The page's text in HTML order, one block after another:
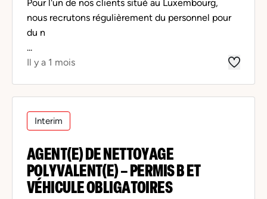
Pour l'un de nos clients situé au Luxembourg,
nous recrutons régulièrement du personnel pour
du n
...
Il y a 1 mois
Interim
AGENT(E) DE NETTOYAGE
POLYVALENT(E) – PERMIS B ET
VÉHICULE OBLIGATOIRES